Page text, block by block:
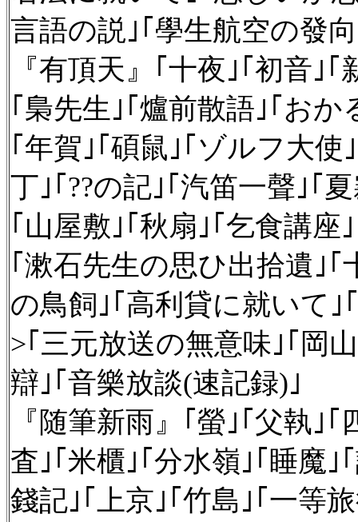
言語の説｣｢學生航空の發
『有頂天』｢十夜｣｢初音｣
｢梟先生｣｢爐前散語｣｢おか
｢年賀｣｢碩鼠｣｢ゾルフ大使
丁｣｢??の記｣｢汽笛一聲｣｢
｢山屋敷｣｢秋扇｣｢乞食講座
｢漱石先生の思ひ出拾遺｣｢
の鳥飼｣｢高利貸に就いて｣
>｢三元放送の無意味｣｢岡
辯｣｢音樂放談(速記録)｣
『随筆新雨』｢螢｣｢父執｣
査｣｢米櫃｣｢分水嶺｣｢睡魔｣
錢記｣｢上京｣｢竹島｣｢一等